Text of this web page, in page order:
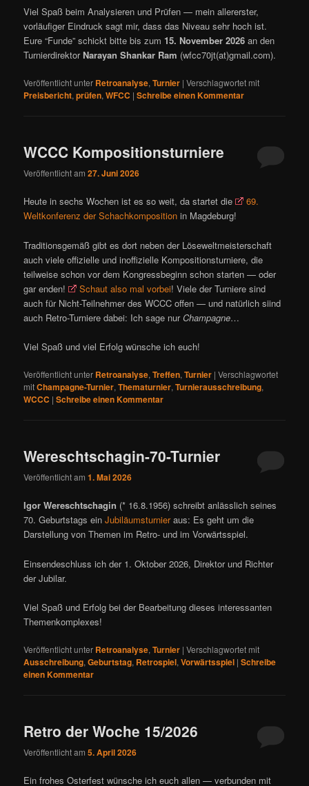
Viel Spaß beim Analysieren und Prüfen — mein allererster,
vorläufiger Eindruck sagt mir, dass das Niveau sehr hoch ist.
Eure “Funde” schickt bitte bis zum 15. November 2026 an den
Turnierdirektor Narayan Shankar Ram (wfcc70jt(at)gmail.com).
Veröffentlicht unter Retroanalyse,Turnier |Verschlagwortet mit
Preisbericht,prüfen,WFCC |Schreibe einen Kommentar
WCCC Kompositionsturniere
Veröffentlicht am27. Juni 2026
Heute in sechs Wochen ist es so weit, da startet die
69.
Weltkonferenz der Schachkomposition in Magdeburg!
Traditionsgemäß gibt es dort neben der Löseweltmeisterschaft
auch viele offizielle und inoffizielle Kompositionsturniere, die
teilweise schon vor dem Kongressbeginn schon starten — oder
gar enden!
Schaut also mal vorbei! Viele der Turniere sind
auch für Nicht-Teilnehmer des WCCC offen — und natürlich siind
auch Retro-Turniere dabei: Ich sage nurChampagne…
Viel Spaß und viel Erfolg wünsche ich euch!
Veröffentlicht unter Retroanalyse,Treffen,Turnier |Verschlagwortet
mitChampagne-Turnier,Thematurnier,Turnierausschreibung,
WCCC |Schreibe einen Kommentar
Wereschtschagin-70-Turnier
Veröffentlicht am1. Mai 2026
Igor Wereschtschagin (* 16.8.1956) schreibt anlässlich seines
70. Geburtstags einJubiläumsturnieraus: Es geht um die
Darstellung von Themen im Retro- und im Vorwärtsspiel.
Einsendeschluss ich der 1. Oktober 2026, Direktor und Richter
der Jubilar.
Viel Spaß und Erfolg bei der Bearbeitung dieses interessanten
Themenkomplexes!
Veröffentlicht unter Retroanalyse,Turnier |Verschlagwortet mit
Ausschreibung,Geburtstag, Retrospiel,Vorwärtsspiel |Schreibe
einen Kommentar
Retro der Woche 15/2026
Veröffentlicht am5. April 2026
Ein frohes Osterfest wünsche ich euch allen — verbunden mit